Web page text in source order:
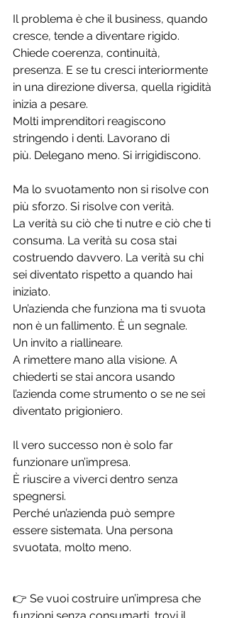
Il problema è che il business, quando
cresce, tende a diventare rigido.
Chiede coerenza, continuità,
presenza. E se tu cresci interiormente
in una direzione diversa, quella rigidità
inizia a pesare.
Molti imprenditori reagiscono
stringendo i denti. Lavorano di
più. Delegano meno. Si irrigidiscono.
Ma lo svuotamento non si risolve con
più sforzo. Si risolve con verità.
La verità su ciò che ti nutre e ciò che ti
consuma. La verità su cosa stai
costruendo davvero. La verità su chi
sei diventato rispetto a quando hai
iniziato.
Un’azienda che funziona ma ti svuota
non è un fallimento. È un segnale.
Un invito a riallineare.
A rimettere mano alla visione. A
chiederti se stai ancora usando
l’azienda come strumento o se ne sei
diventato prigioniero.
Il vero successo non è solo far
funzionare un’impresa.
È riuscire a viverci dentro senza
spegnersi.
Perché un’azienda può sempre
essere sistemata. Una persona
svuotata, molto meno.
👉 Se vuoi costruire un’impresa che